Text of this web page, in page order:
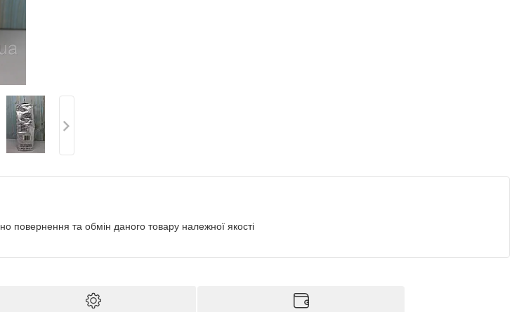
повернення та обмін даного товару належної якості